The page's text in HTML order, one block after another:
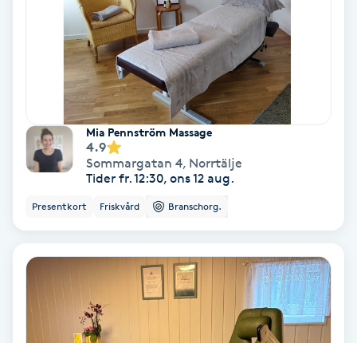
Huduppstramning
Hyaluronsyra
Hyperhidros
Hårborttagning
Hårbottenbehandling
Hårförlängning
Mia Pennström Massage
4.9
Sommargatan 4, Norrtälje
Tider fr. 12:30, ons 12 aug.
Presentkort Friskvård Branschorg.